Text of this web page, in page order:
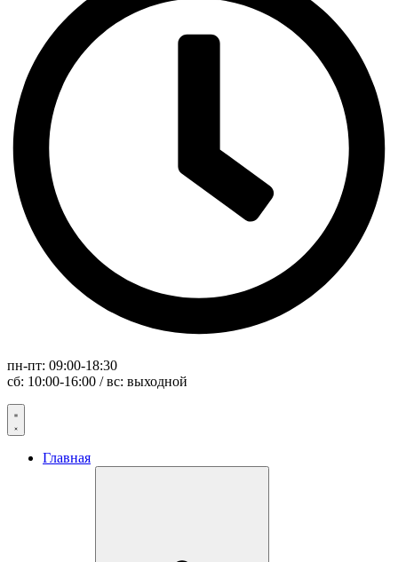
пн-пт: 09:00-18:30
сб: 10:00-16:00 / вс: выходной
Главная